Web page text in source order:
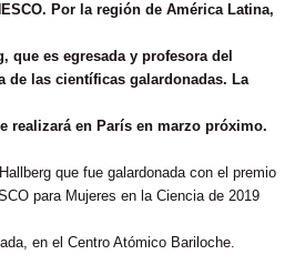
Por la región de América Latina,
que es egresada y profesora del
de las científicas galardonadas. La
realizará en París en marzo próximo.
que fue galardonada con el premio
para Mujeres en la Ciencia de 2019
en el Centro Atómico Bariloche.